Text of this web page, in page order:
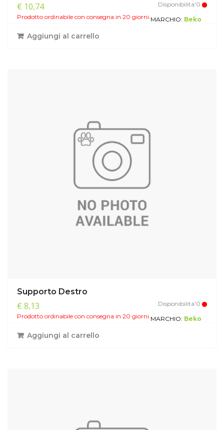
€ 10,74
Disponibilita'0
Prodotto ordinabile con consegna in 20 giorni.MARCHIO: Beko
Aggiungi al carrello
Supporto Destro
€ 8,13
Disponibilita'0
Prodotto ordinabile con consegna in 20 giorni.MARCHIO: Beko
Aggiungi al carrello